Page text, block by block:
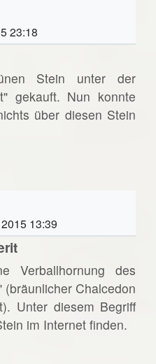
23:18
Stein unter der
gekauft. Nun konnte
über diesen Stein
13:39
Verballhornung des
(bräunlicher Chalcedon
Unter diesem Begriff
im Internet finden.